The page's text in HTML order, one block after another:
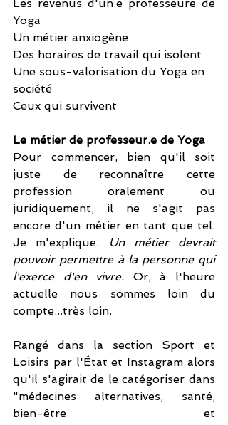
Les revenus d'un.e professeure de
Yoga
Un métier anxiogène
Des horaires de travail qui isolent
Une sous-valorisation du Yoga en
société
Ceux qui survivent
Le métier de professeur.e de Yoga
Pour commencer, bien qu'il soit
juste de reconnaître cette
profession oralement ou
juridiquement, il ne s'agit pas
encore d'un métier en tant que tel.
Je m'explique.
Un métier devrait
pouvoir permettre à la personne qui
l'exerce d'en vivre. Or, à l'heure
actuelle nous sommes loin du
compte...très loin.
Rangé dans la section Sport et
Loisirs par l'État et Instagram alors
qu'il s'agirait de le catégoriser dans
"médecines alternatives, santé,
bien-être et